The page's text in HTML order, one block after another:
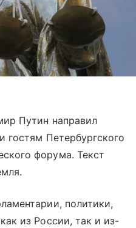
Путин направил
гостям Петербургского
форума. Текст
политики,
из России, так и из-